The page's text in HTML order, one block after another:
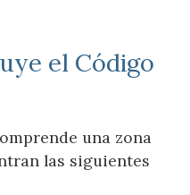
el Código
una zona
las siguientes